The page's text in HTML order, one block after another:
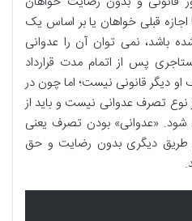
قبلی خواهان یا بر اساس یک
باشد، نمی توان آن را عدوانی
پس از اتمام مدت قرارداد
او دیگر قانونی نیست؛ اما چون در
نوع تصرف عدوانی نیست و باید از
شود. «عدوانی» بودن تصرف یعنی
هر طریق دیگری بدون رضایت و حق